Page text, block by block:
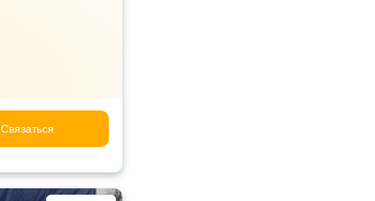
Связаться